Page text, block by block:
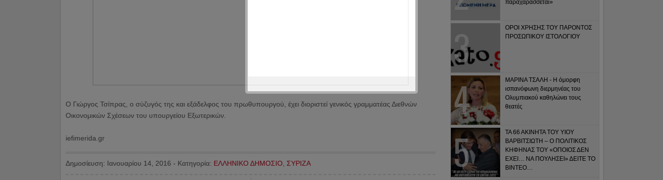
Ο Γιώργος Τσίπρας, ο σύζυγός της και εξάδελφος του πρωθυπουργού, έχει διοριστεί γενικός γραμματέας Διεθνών
Οικονομικών Σχέσεων του υπουργείου Εξωτερικών.
iefimerida.gr
Δημοσίευση: Ιανουαρίου 14, 2016 - Κατηγορία: ΕΛΛΗΝΙΚΟ ΔΗΜΟΣΙΟ ΣΥΡΙΖΑ
παραχαράσσεται»
ΟΡΟΙ ΧΡΗΣΗΣ ΤΟΥ ΠΑΡΟΝΤΟΣ
ΠΡΟΣΩΠΙΚΟΥ ΙΣΤΟΛΟΓΙΟΥ
ΜΑΡΙΝΑ ΤΣΑΛΗ - Η όμορφη
ισπανόφωνη διερμηνέας του
Ολυμπιακού καθηλώνει τους
θεατές
ΤΑ 66 ΑΚΙΝΗΤΑ ΤΟΥ ΥΙΟΥ
ΒΑΡΒΙΤΣΙΩΤΗ – Ο ΠΟΛΙΤΙΚΟΣ
ΚΗΦΗΝΑΣ ΤΟΥ «ΟΠΟΙΟΣ ΔΕΝ
ΕΧΕΙ… ΝΑ ΠΟΥΛΗΣΕΙ» ΔΕΙΤΕ ΤΟ
ΒΙΝΤΕΟ…